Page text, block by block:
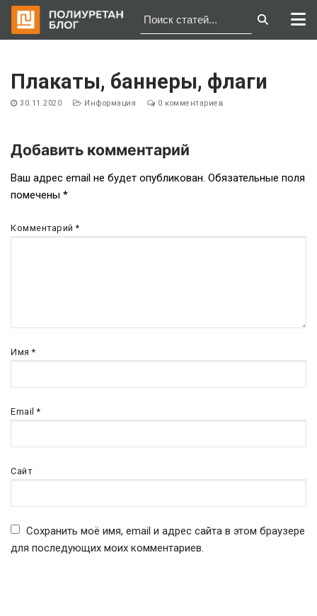
содержимому
Плакаты, баннеры, флаги
30.11.2020 Информация 0 комментариев
Навигация
по
записям
Добавить комментарий
Ваш адрес email не будет опубликован. Обязательные поля
помечены *
Комментарий*
Имя*
Email*
Сайт
Сохранить моё имя, email и адрес сайта в этом браузере
для последующих моих комментариев.